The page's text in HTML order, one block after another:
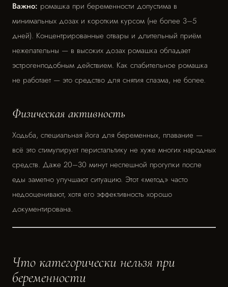
Важно: ромашка при беременности допустима в
минимальных дозах и коротким курсом (не более 3–5
дней). Концентрированные отвары и длительный приём
нежелательны — в высоких дозах ромашка обладает
эстрогенподобным действием. Как слабительное ромашка
не работает — это средство для снятия спазма, не более.
Физическая активность
Ходьба, специальная йога для беременных, плавание —
всё это стимулирует перистальтику не хуже многих народных
средств. Даже 20–30 минут неспешной прогулки после
еды заметно улучшают ситуацию. Этот «метод» часто
недооценивают, хотя его эффективность хорошо
документирована.
Что категорически нельзя при
беременности